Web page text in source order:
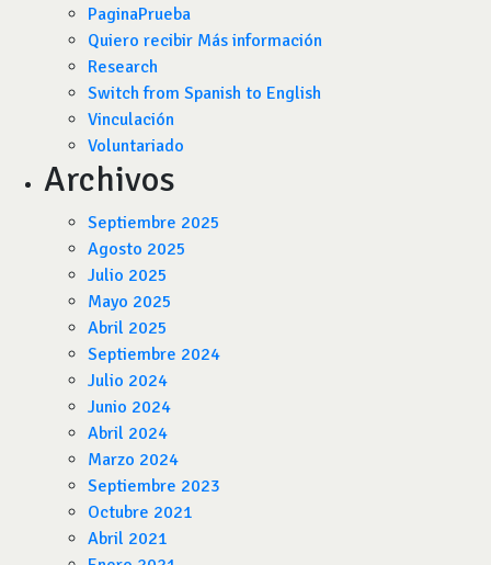
PaginaPrueba
Quiero recibir Más información
Research
Switch from Spanish to English
Vinculación
Voluntariado
Archivos
Septiembre 2025
Agosto 2025
Julio 2025
Mayo 2025
Abril 2025
Septiembre 2024
Julio 2024
Junio 2024
Abril 2024
Marzo 2024
Septiembre 2023
Octubre 2021
Abril 2021